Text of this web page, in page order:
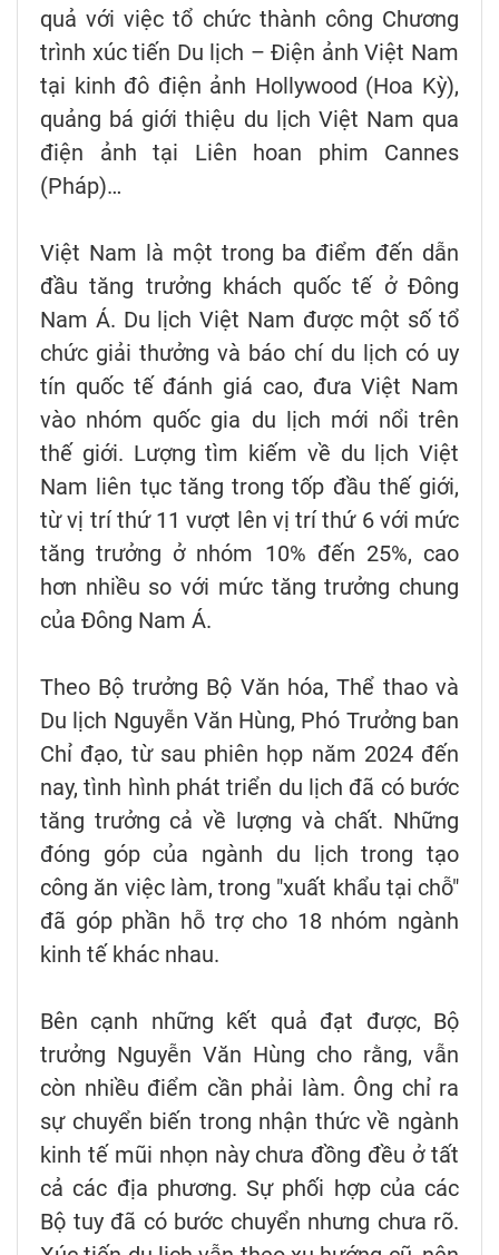
quả với việc tổ chức thành công Chương
trình xúc tiến Du lịch – Điện ảnh Việt Nam
tại kinh đô điện ảnh Hollywood (Hoa Kỳ),
quảng bá giới thiệu du lịch Việt Nam qua
điện ảnh tại Liên hoan phim Cannes
(Pháp)…
Việt Nam là một trong ba điểm đến dẫn
đầu tăng trưởng khách quốc tế ở Đông
Nam Á. Du lịch Việt Nam được một số tổ
chức giải thưởng và báo chí du lịch có uy
tín quốc tế đánh giá cao, đưa Việt Nam
vào nhóm quốc gia du lịch mới nổi trên
thế giới. Lượng tìm kiếm về du lịch Việt
Nam liên tục tăng trong tốp đầu thế giới,
từ vị trí thứ 11 vượt lên vị trí thứ 6 với mức
tăng trưởng ở nhóm 10% đến 25%, cao
hơn nhiều so với mức tăng trưởng chung
của Đông Nam Á.
Theo Bộ trưởng Bộ Văn hóa, Thể thao và
Du lịch Nguyễn Văn Hùng, Phó Trưởng ban
Chỉ đạo, từ sau phiên họp năm 2024 đến
nay, tình hình phát triển du lịch đã có bước
tăng trưởng cả về lượng và chất. Những
đóng góp của ngành du lịch trong tạo
công ăn việc làm, trong "xuất khẩu tại chỗ"
đã góp phần hỗ trợ cho 18 nhóm ngành
kinh tế khác nhau.
Bên cạnh những kết quả đạt được, Bộ
trưởng Nguyễn Văn Hùng cho rằng, vẫn
còn nhiều điểm cần phải làm. Ông chỉ ra
sự chuyển biến trong nhận thức về ngành
kinh tế mũi nhọn này chưa đồng đều ở tất
cả các địa phương. Sự phối hợp của các
Bộ tuy đã có bước chuyển nhưng chưa rõ.